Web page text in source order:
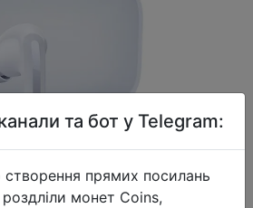
та бот у Telegram:
прямих посилань
монет Coins,